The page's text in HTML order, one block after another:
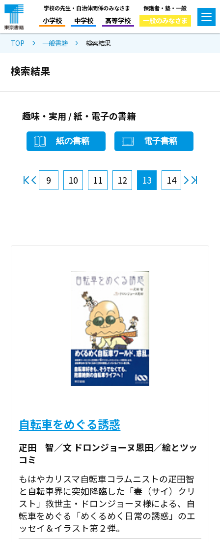
学校の先生・自治体関係のみなさま
小学校 中学校 高等学校
保護者・塾・一般
一般のみなさま
TOP 一般書籍 検索結果
検索結果
趣味・実用 / 紙・電子の書籍
紙の書籍 電子書籍
9 10 11 12 13 14
自転車をめぐる誘惑
疋田 智／文 ドロンジョーヌ恩田／絵とツッ
コミ
もはやカリスマ自転車コラムニストの疋田智
と自転車界に突如降臨した「妻（サイ）クリ
スト」救世主・ドロンジョーヌ様による、自
転車をめぐる「めくるめく日常の誘惑」のエ
ッセイ＆イラスト第２弾。